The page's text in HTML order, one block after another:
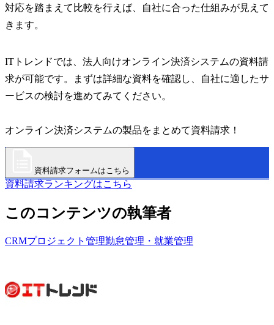
対応を踏まえて比較を行えば、自社に合った仕組みが見えて
きます。
ITトレンドでは、法人向けオンライン決済システムの資料請
求が可能です。まずは詳細な資料を確認し、自社に適したサ
ービスの検討を進めてみてください。
オンライン決済システムの製品をまとめて資料請求！
資料請求フォームはこちら
資料請求ランキングはこちら
このコンテンツの執筆者
CRMプロジェクト管理勤怠管理・就業管理